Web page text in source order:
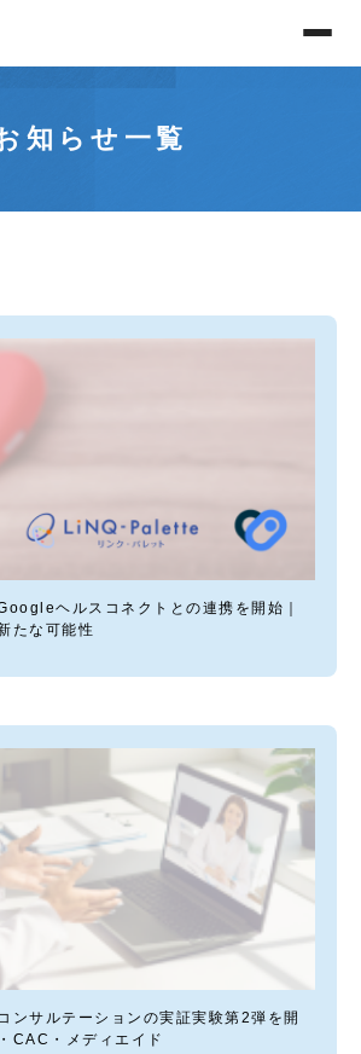
知らせ一覧
ヘルスコネクトとの連携を開始｜
たな可能性
ンサルテーションの実証実験第2弾を開
CAC・メディエイド